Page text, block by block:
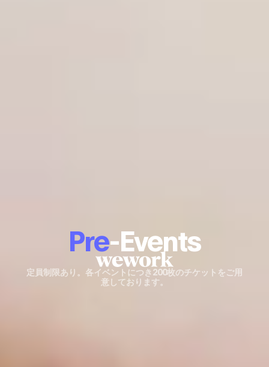
Pre-Events
定員制限あり。各イベントにつき200枚のチケットをご用
意しております。